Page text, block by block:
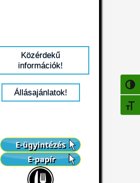
Közérdekű
információk!
Állásajánlatok!